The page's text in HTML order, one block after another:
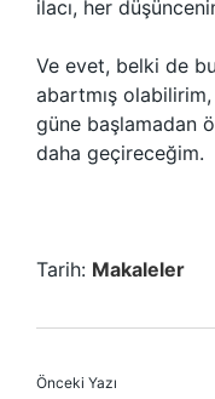
ilacı, her
Ve evet, belki de
abartmış
güne başlamadan
daha geçireceğim.
Tarih: Makaleler
Önceki Yazı